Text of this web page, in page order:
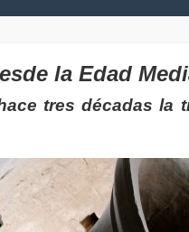
la Edad
tres décadas